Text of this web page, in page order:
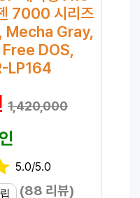
7000 시리즈
Mecha Gray,
DOS,
LP164
1,420,000
5.0/5.0
(88 리뷰)